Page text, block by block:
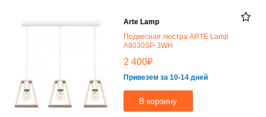
Arte Lamp
Подвесная люстра ARTE Lamp
A8030SP-3WH
2 400₽
Привезем за 10-14 дней
В корзину